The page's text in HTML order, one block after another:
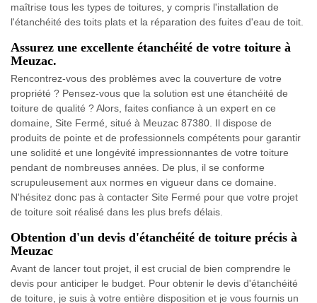
maîtrise tous les types de toitures, y compris l'installation de
l'étanchéité des toits plats et la réparation des fuites d'eau de toit.
Assurez une excellente étanchéité de votre toiture à
Meuzac.
Rencontrez-vous des problèmes avec la couverture de votre
propriété ? Pensez-vous que la solution est une étanchéité de
toiture de qualité ? Alors, faites confiance à un expert en ce
domaine, Site Fermé, situé à Meuzac 87380. Il dispose de
produits de pointe et de professionnels compétents pour garantir
une solidité et une longévité impressionnantes de votre toiture
pendant de nombreuses années. De plus, il se conforme
scrupuleusement aux normes en vigueur dans ce domaine.
N'hésitez donc pas à contacter Site Fermé pour que votre projet
de toiture soit réalisé dans les plus brefs délais.
Obtention d'un devis d'étanchéité de toiture précis à
Meuzac
Avant de lancer tout projet, il est crucial de bien comprendre le
devis pour anticiper le budget. Pour obtenir le devis d'étanchéité
de toiture, je suis à votre entière disposition et je vous fournis un